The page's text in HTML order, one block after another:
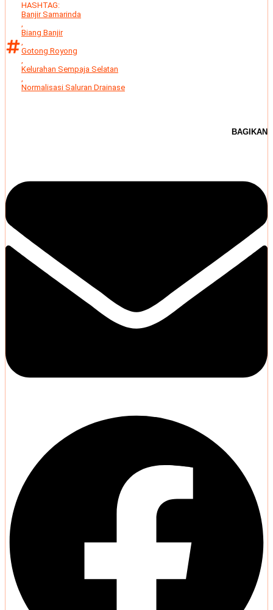
HASHTAG:
Banjir Samarinda
,
Biang Banjir
,
Gotong Royong
,
Kelurahan Sempaja Selatan
,
Normalisasi Saluran Drainase
BAGIKAN